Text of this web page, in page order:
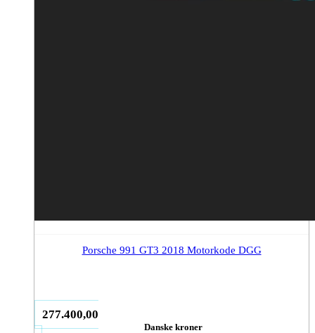
Porsche 991 GT3 2018 Motorkode DGG
277.400,00
Danske kroner